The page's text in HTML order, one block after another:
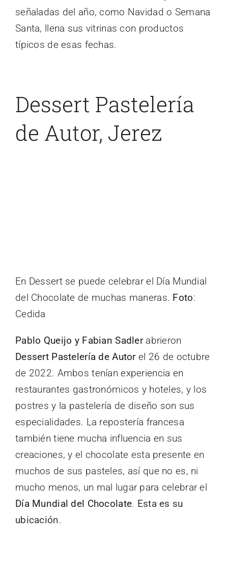
señaladas del año, como Navidad o Semana
Santa, llena sus vitrinas con productos
típicos de esas fechas.
Dessert Pastelería
de Autor, Jerez
En Dessert se puede celebrar el Día Mundial
del Chocolate de muchas maneras. Foto:
Cedida
Pablo Queijo y Fabian Sadlerabrieron
Dessert Pastelería de Autorel 26 de octubre
de 2022. Ambos tenían experiencia en
restaurantes gastronómicos y hoteles, y los
postres y la pastelería de diseño son sus
especialidades. La repostería francesa
también tiene mucha influencia en sus
creaciones, y el chocolate esta presente en
muchos de sus pasteles, así que no es, ni
mucho menos, un mal lugar para celebrar el
Día Mundial del Chocolate. Esta es su
ubicación.